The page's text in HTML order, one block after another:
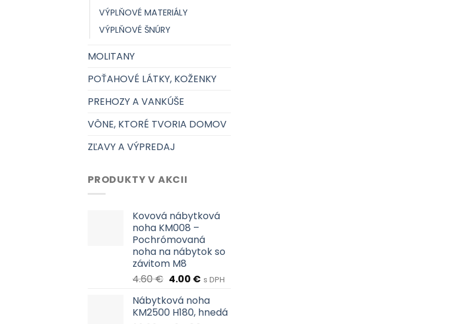
VÝPLŇOVÉ MATERIÁLY
VÝPLŇOVÉ ŠNÚRY
MOLITANY
POŤAHOVÉ LÁTKY, KOŽENKY
PREHOZY A VANKÚŠE
VÔNE, KTORÉ TVORIA DOMOV
ZĽAVY A VÝPREDAJ
PRODUKTY V AKCII
Kovová nábytková
noha KM008 –
Pochrómovaná
noha na nábytok so
závitom M8
4.60€ Pôvodná
bola:
4.60 €.
4.00 €Aktuálna
je:
4.00 €.
s DPH
Nábytková noha
KM2500 H180, hnedá